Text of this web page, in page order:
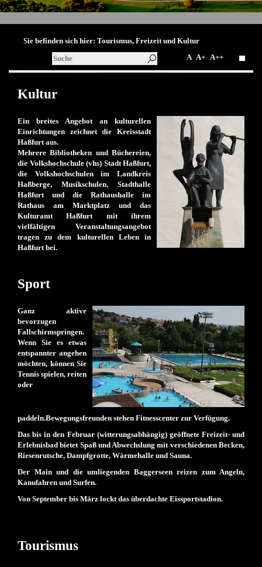
Sie befinden sich hier: Tourismus, Freizeit und Kultur
A A+ A++
Kultur
Ein breites Angebot an kulturellen
Einrichtungen zeichnet die Kreisstadt
Haßfurt aus.
Mehrere Bibliotheken und Büchereien,
die Volkshochschule (vhs) Stadt Haßfurt,
die Volkshochschulen im Landkreis
Haßberge, Musikschulen, Stadthalle
Haßfurt und die Rathaushalle im
Rathaus am Marktplatz und das
Kulturamt Haßfurtmit ihrem
vielfältigen Veranstaltungsangebot
tragen zu dem kulturellen Leben in
Haßfurt bei.
Sport
Ganz aktive
bevorzugen
Fallschirmspringen.
Wenn Sie es etwas
entspannter angehen
möchten, können Sie
Tennis spielen, reiten
oder
paddeln.Bewegungsfreunden stehen Fitnesscenter zur Verfügung.
Das bis in den Februar (witterungsabhängig) geöffnete Freizeit- und
Erlebnisbad bietet Spaß und Abwechslung mit verschiedenen Becken,
Riesenrutsche, Dampfgrotte, Wärmehalle und Sauna.
Der Main und die umliegenden Baggerseen reizen zum Angeln,
Kanufahren und Surfen.
Von September bis März lockt das überdachte Eissportstadion.
Tourismus